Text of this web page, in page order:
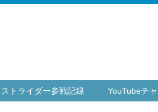
ストライダー参戦記録 YouTubeチ